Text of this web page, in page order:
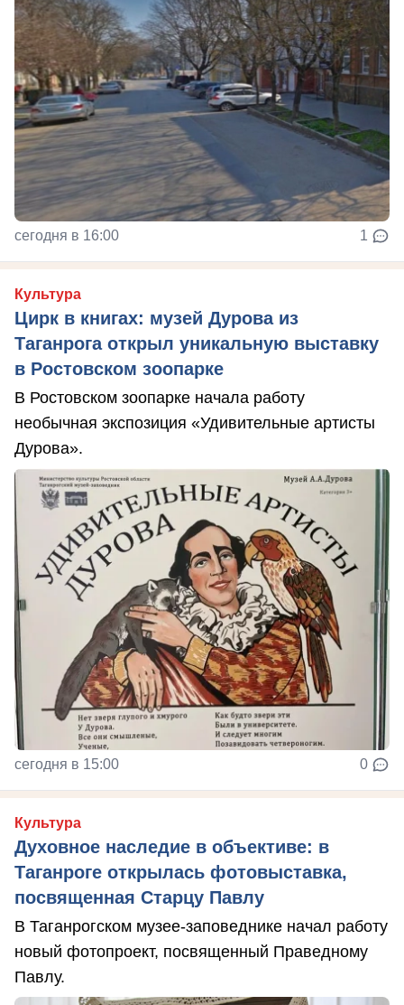
сегодня в 16:00 1
Культура
Цирк в книгах: музей Дурова из
Таганрога открыл уникальную выставку
в Ростовском зоопарке
В Ростовском зоопарке начала работу
необычная экспозиция «Удивительные артисты
Дурова».
сегодня в 15:00 0
Культура
Духовное наследие в объективе: в
Таганроге открылась фотовыставка,
посвященная Старцу Павлу
В Таганрогском музее-заповеднике начал работу
новый фотопроект, посвященный Праведному
Павлу.